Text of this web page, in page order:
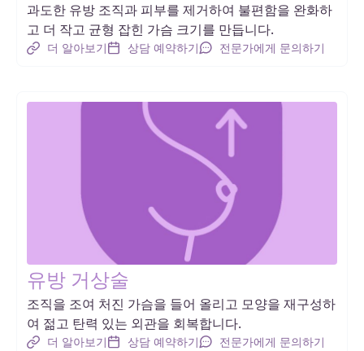
과도한 유방 조직과 피부를 제거하여 불편함을 완화하
고 더 작고 균형 잡힌 가슴 크기를 만듭니다.
더 알아보기 상담 예약하기 전문가에게 문의하기
유방 거상술
조직을 조여 처진 가슴을 들어 올리고 모양을 재구성하
여 젊고 탄력 있는 외관을 회복합니다.
더 알아보기 상담 예약하기 전문가에게 문의하기